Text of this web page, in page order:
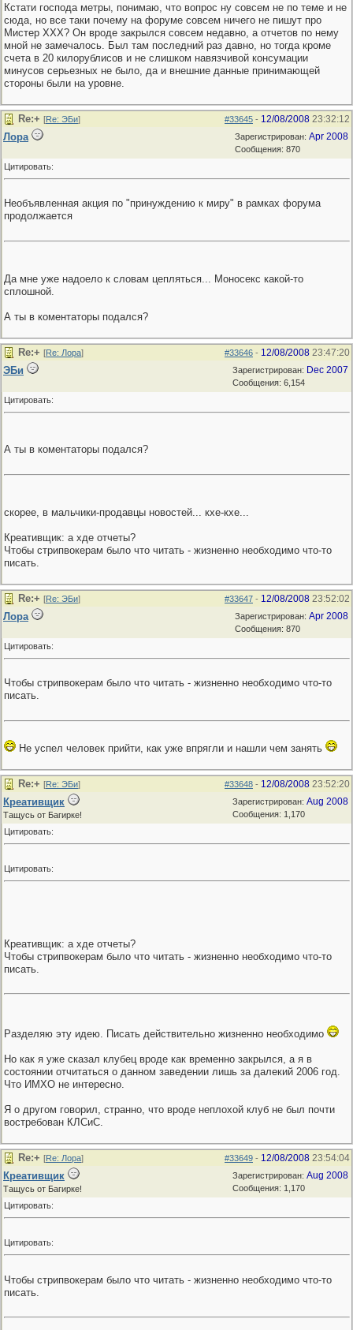
Кстати господа метры, понимаю, что вопрос ну совсем не по теме и не
сюда, но все таки почему на форуме совсем ничего не пишут про
Мистер ХХХ? Он вроде закрылся совсем недавно, а отчетов по нему
мной не замечалось. Был там последний раз давно, но тогда кроме
счета в 20 килорублисов и не слишком навязчивой консумации
минусов серьезных не было, да и внешние данные принимающей
стороны были на уровне.
#33645 - 12/08/2008 23:32:12
Re:+ [Re: ЭБи]
Зарегистрирован: Apr 2008
Сообщения: 870
Лора
Цитировать:
Необъявленная акция по "принуждению к миру" в рамках форума
продолжается
Да мне уже надоело к словам цепляться... Моносекс какой-то
сплошной.
А ты в коментаторы подался?
#33646 - 12/08/2008 23:47:20
Re:+ [Re: Лора]
Зарегистрирован: Dec 2007
Сообщения: 6,154
ЭБи
Цитировать:
А ты в коментаторы подался?
скорее, в мальчики-продавцы новостей... кхе-кхе...
Креативщик: а хде отчеты?
Чтобы стрипвокерам было что читать - жизненно необходимо что-то
писать.
#33647 - 12/08/2008 23:52:02
Re:+ [Re: ЭБи]
Зарегистрирован: Apr 2008
Сообщения: 870
Лора
Цитировать:
Чтобы стрипвокерам было что читать - жизненно необходимо что-то
писать.
Не успел человек прийти, как уже впрягли и нашли чем занять
#33648 - 12/08/2008 23:52:20
Re:+ [Re: ЭБи]
Зарегистрирован: Aug 2008
Сообщения: 1,170
Креативщик
Тащусь от Багирке!
Цитировать:
Цитировать:
Креативщик: а хде отчеты?
Чтобы стрипвокерам было что читать - жизненно необходимо что-то
писать.
Разделяю эту идею. Писать действительно жизненно необходимо
Но как я уже сказал клубец вроде как временно закрылся, а я в
состоянии отчитаться о данном заведении лишь за далекий 2006 год.
Что ИМХО не интересно.
Я о другом говорил, странно, что вроде неплохой клуб не был почти
востребован КЛСиС.
#33649 - 12/08/2008 23:54:04
Re:+ [Re: Лора]
Зарегистрирован: Aug 2008
Сообщения: 1,170
Креативщик
Тащусь от Багирке!
Цитировать:
Цитировать:
Чтобы стрипвокерам было что читать - жизненно необходимо что-то
писать.